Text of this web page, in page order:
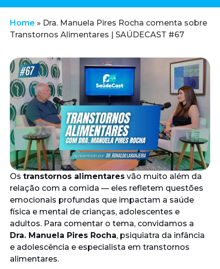
Home » Dra. Manuela Pires Rocha comenta sobre
Transtornos Alimentares | SAÚDECAST #67
Os transtornos alimentares vão muito além da
relação com a comida — eles refletem questões
emocionais profundas que impactam a saúde
física e mental de crianças, adolescentes e
adultos. Para comentar o tema, convidamos a
Dra. Manuela Pires Rocha, psiquiatra da infância
e adolescência e especialista em transtornos
alimentares.